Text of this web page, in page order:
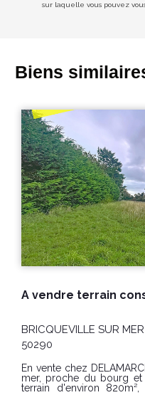
sur laquelle vous pouvez
Biens
Terrains à bâtir
MONTMARTIN SUR MER
50590
DELAMARCHE
parcelles constructibles
bourg de MONTMARTIN